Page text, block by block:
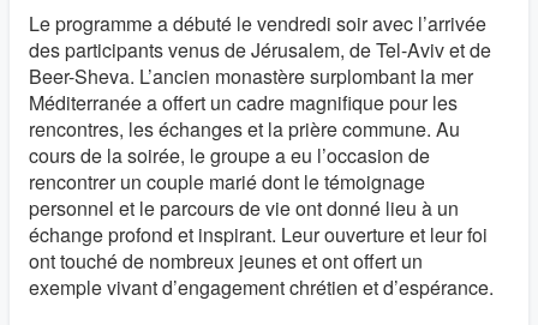
Le programme a débuté le vendredi soir avec l’arrivée
des participants venus de Jérusalem, de Tel-Aviv et de
Beer-Sheva. L’ancien monastère surplombant la mer
Méditerranée a offert un cadre magnifique pour les
rencontres, les échanges et la prière commune. Au
cours de la soirée, le groupe a eu l’occasion de
rencontrer un couple marié dont le témoignage
personnel et le parcours de vie ont donné lieu à un
échange profond et inspirant. Leur ouverture et leur foi
ont touché de nombreux jeunes et ont offert un
exemple vivant d’engagement chrétien et d’espérance.